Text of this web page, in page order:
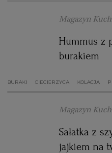
Magazyn
Hummus z
burakiem
BURAKI CIECIERZYCA KOLACJA
Magazyn
Sałatka z
jajkiem na